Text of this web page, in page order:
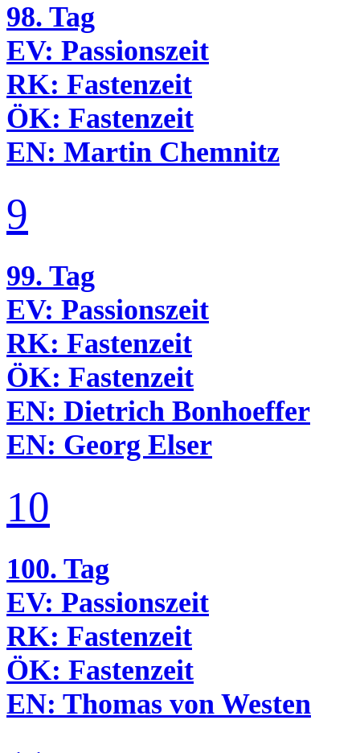
98. Tag
EV: Passionszeit
RK: Fastenzeit
ÖK: Fastenzeit
EN: Martin Chemnitz
9
99. Tag
EV: Passionszeit
RK: Fastenzeit
ÖK: Fastenzeit
EN: Dietrich Bonhoeffer
EN: Georg Elser
10
100. Tag
EV: Passionszeit
RK: Fastenzeit
ÖK: Fastenzeit
EN: Thomas von Westen